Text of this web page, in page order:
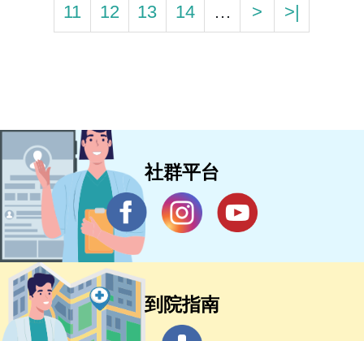
11
12 13 14 … > >|
社群平台
到院指南